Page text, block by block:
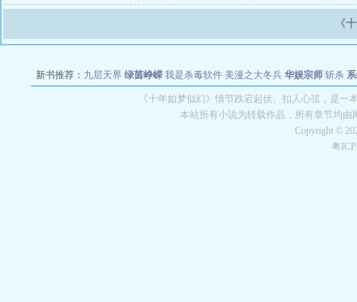
《
新书推荐： 九层天界 绿茵峥嵘 我是杀毒软件 美漫之大冬兵 华娱宗师 斩杀
教练万岁 都市全能巨星 绝对交易 全职武神 位面复
《十年如梦似幻》情节跌宕起伏、扣人心弦，是
本站所有小说为转载作品，所有章节均
Copyright ©
粤